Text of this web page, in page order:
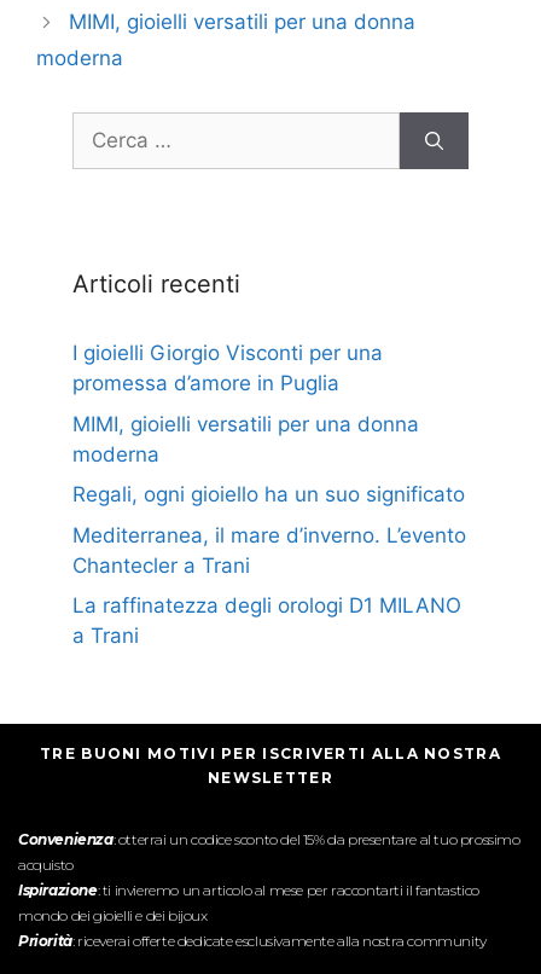
MIMI, gioielli versatili per una donna
moderna
Articoli recenti
I gioielli Giorgio Visconti per una
promessa d’amore in Puglia
MIMI, gioielli versatili per una donna
moderna
Regali, ogni gioiello ha un suo significato
Mediterranea, il mare d’inverno. L’evento
Chantecler a Trani
La raffinatezza degli orologi D1 MILANO
a Trani
TRE BUONI MOTIVI PER ISCRIVERTI ALLA NOSTRA
NEWSLETTER
Convenienza: otterrai un codice sconto del 15% da presentare al tuo prossimo
acquisto
Ispirazione: ti invieremo un articolo al mese per raccontarti il fantastico
mondo dei gioielli e dei bijoux
Priorità: riceverai offerte dedicate esclusivamente alla nostra community